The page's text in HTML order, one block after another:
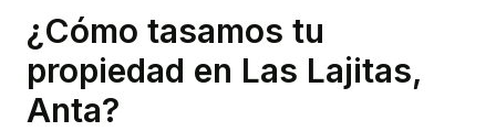
¿Cómo tasamos tu
propiedad en Las Lajitas,
Anta?